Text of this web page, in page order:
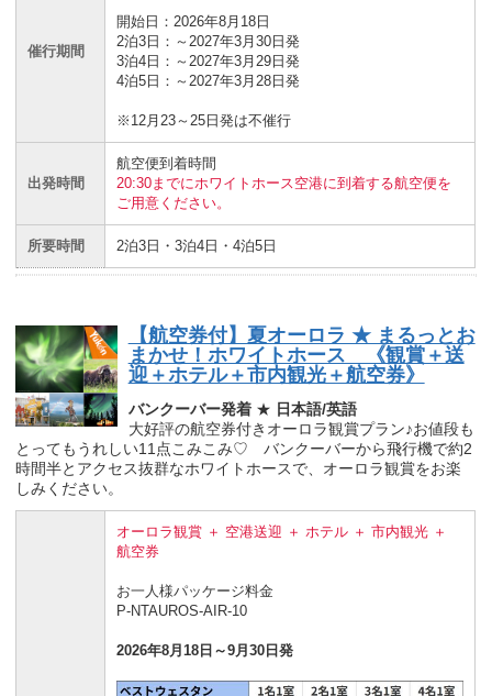
催行期間
開始日：2026年8月18日
2泊3日：～2027年3月30日発
3泊4日：～2027年3月29日発
4泊5日：～2027年3月28日発
※12月23～25日発は不催行
出発時間
航空便到着時間
20:30までにホワイトホース空港に到着する航空便を
ご用意ください。
所要時間 2泊3日・3泊4日・4泊5日
【航空券付】夏オーロラ ★ まるっとお
まかせ！ホワイトホース 《観賞＋送
迎＋ホテル＋市内観光＋航空券》
バンクーバー発着★ 日本語/英語
大好評の航空券付きオーロラ観賞プラン♪お値段も
とってもうれしい11点こみこみ♡ バンクーバーから飛行機で約2
時間半とアクセス抜群なホワイトホースで、オーロラ観賞をお楽
しみください。
オーロラ観賞 ＋ 空港送迎 ＋ ホテル ＋ 市内観光 ＋
航空券
お一人様パッケージ料金
P-NTAUROS-AIR-10
2026年8月18日～9月30日発